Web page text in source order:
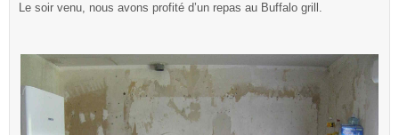
Le soir venu, nous avons profité d’un repas au Buffalo grill.